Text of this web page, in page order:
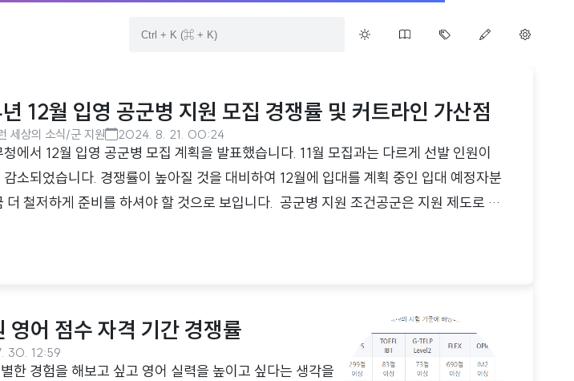
12월 입영 공군병 지원 모집 경쟁률 및 커트라인 가산점
세상의 소식/군 지원 2024. 8. 21. 00:24
에서 12월 입영 공군병 모집 계획을 발표했습니다. 11월 모집과는 다르게 선발 인원이
소되었습니다. 경쟁률이 높아질 것을 대비하여 12월에 입대를 계획 중인 입대 예정자분
더 철저하게 준비를 하셔야 할 것으로 보입니다. 공군병 지원 조건공군은 지원 제도로 선
우..어 점수 자격 기간 경쟁률
30. 12:59
한 경험을 해보고 싶고 영어 실력을 높이고 싶다는 생각을